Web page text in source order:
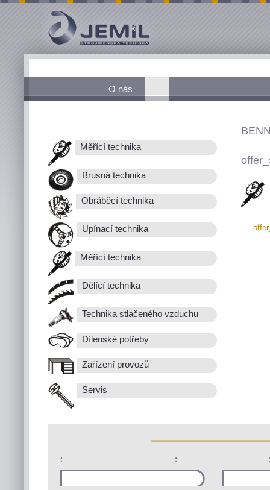
O nás
Měřící technika
Brusná technika
Obráběcí technika
Upínací technika
Měřící technika
Dělící technika
Technika stlačeného vzduchu
Dílenské potřeby
Zařízení provozů
Servis
: :